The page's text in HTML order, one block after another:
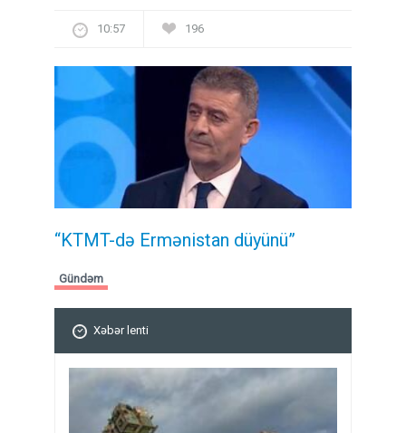
10:57 196
“KTMT-də Ermənistan düyünü”
Gündəm
Xəbər lenti